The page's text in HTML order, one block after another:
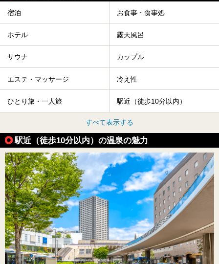
宿泊 お食事・食事処
ホテル 露天風呂
サウナ カップル
エステ・マッサージ 冷え性
ひとり旅・一人旅 駅近（徒歩10分以内）
すべて表示する
駅近（徒歩10分以内）の温泉の魅力